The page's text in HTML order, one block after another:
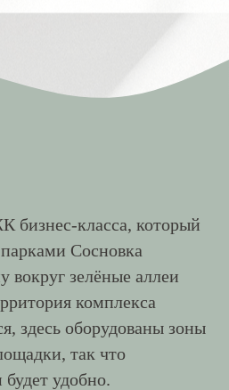
бизнес-класса, который
Сосновка
вокруг зелёные аллеи
комплекса
здесь оборудованы зоны
так что
удобно.